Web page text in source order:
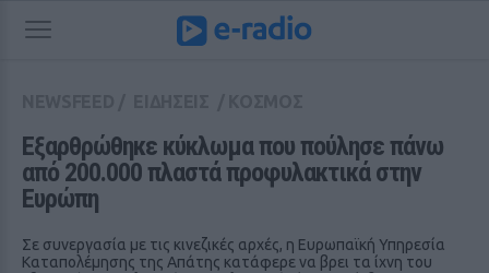
Εξαρθρώθηκε κύκλωμα που πούλησε πάνω
από 200.000 πλαστά προφυλακτικά στην
Ευρώπη
Σε συνεργασία με τις κινεζικές αρχές, η Ευρωπαϊκή Υπηρεσία
Καταπολέμησης της Απάτης κατάφερε να βρει τα ίχνη του